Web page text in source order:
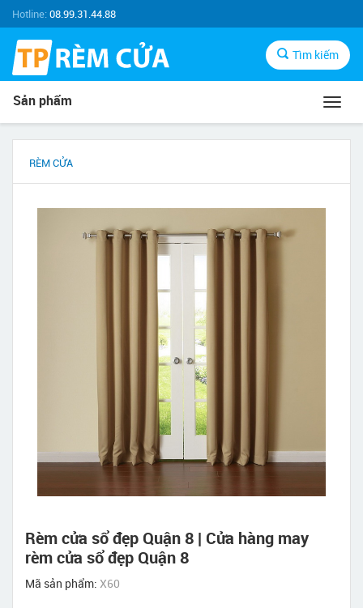
Hotline:08.99.31.44.88
Tìm kiếm
Sản phẩm
RÈM CỬA
Rèm cửa sổ đẹp Quận 8 | Cửa hàng may
rèm cửa sổ đẹp Quận 8
Mã sản phẩm: X60